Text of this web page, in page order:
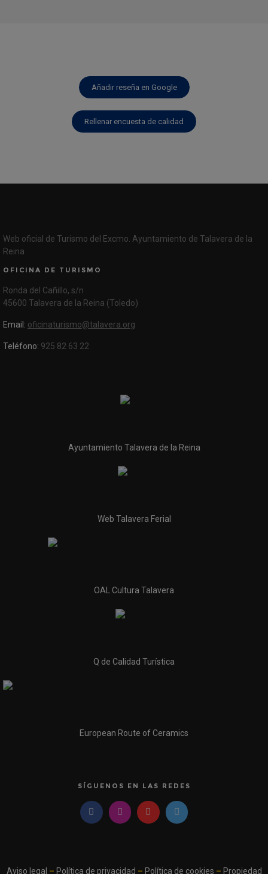
Añadir reseña en Google
Rellenar encuesta de calidad
Web oficial de Turismo del Excmo. Ayuntamiento de Talavera de la
Reina
OFICINA DE TURISMO
Ronda del Cañillo, s/n
45600 Talavera de la Reina (Toledo)
Email: oficinaturismo@talavera.org
Teléfono: 925 82 63 22
Ayuntamiento Talavera de la Reina
Web Talavera Ferial
OAL Cultura Talavera
Q de Calidad Turística
European Route of Ceramics
SÍGUENOS EN LAS REDES
Aviso legal – Política de privacidad – Política de cookies – Propiedad